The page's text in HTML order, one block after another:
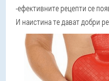
-ефективните рецепти се
И наистина те дават добри